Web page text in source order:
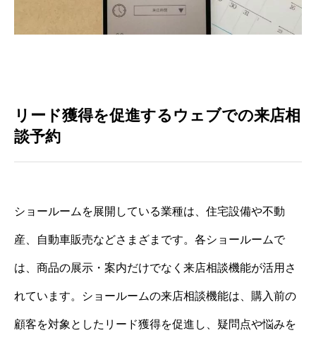
リード獲得を促進するウェブでの来店相
談予約
ショールームを展開している業種は、住宅設備や不動
産、自動車販売などさまざまです。各ショールームで
は、商品の展示・案内だけでなく来店相談機能が活用さ
れています。ショールームの来店相談機能は、購入前の
顧客を対象としたリード獲得を促進し、疑問点や悩みを